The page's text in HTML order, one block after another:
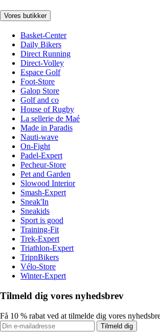
Vores butikker
Basket-Center
Daily Bikers
Direct Running
Direct-Volley
Espace Golf
Foot-Store
Galop Store
Golf and co
House of Rugby
La sellerie de Maé
Made in Paradis
Nauti-wave
On-Fight
Padel-Expert
Pecheur-Store
Pet and Garden
Slowood Interior
Smash-Expert
Sneak'In
Sneakids
Sport is good
Training-Fit
Trek-Expert
Triathlon-Expert
TripnBikers
Vélo-Store
Winter-Expert
Tilmeld dig vores nyhedsbrev
Få 10 % rabat ved at tilmelde dig vores
Tilmeld dig